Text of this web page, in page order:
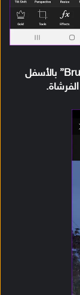
بعد ذلك قم بالضغط على أيقونة الفرشاة “Brush” بالأسفل